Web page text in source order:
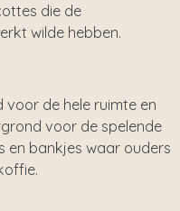
die de
wilde hebben.
voor de hele ruimte en
voor de spelende
en bankjes waar ouders